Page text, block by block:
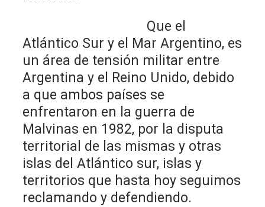
Que el
Atlántico Sur y el Mar Argentino, es
un área de tensión militar entre
Argentina y el Reino Unido, debido
a que ambos países se
enfrentaron en la guerra de
Malvinas en 1982, por la disputa
territorial de las mismas y otras
islas del Atlántico sur, islas y
territorios que hasta hoy seguimos
reclamando y defendiendo.